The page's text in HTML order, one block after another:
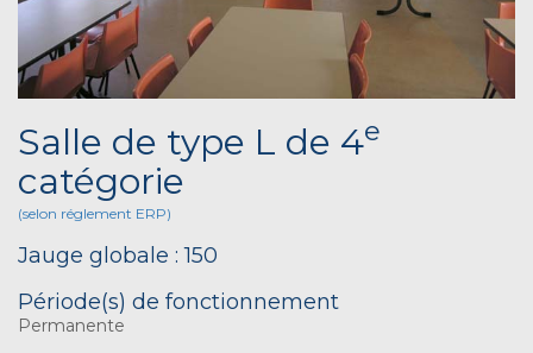
Salle de type L de 4e
catégorie
(selon réglement ERP)
Jauge globale : 150
Période(s) de fonctionnement
Permanente